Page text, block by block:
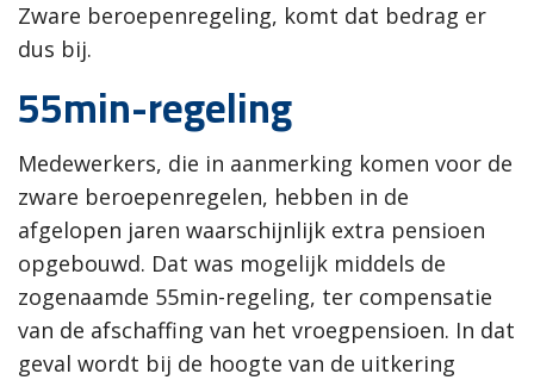
Zware beroepenregeling, komt dat bedrag er
dus bij.
55min-regeling
Medewerkers, die in aanmerking komen voor de
zware beroepenregelen, hebben in de
afgelopen jaren waarschijnlijk extra pensioen
opgebouwd. Dat was mogelijk middels de
zogenaamde 55min-regeling, ter compensatie
van de afschaffing van het vroegpensioen. In dat
geval wordt bij de hoogte van de uitkering